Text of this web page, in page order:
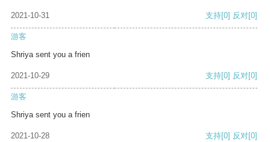
2021-10-31 支持[0] 反对[0]
游客
Shriya sent you a frien
2021-10-29 支持[0] 反对[0]
游客
Shriya sent you a frien
2021-10-28 支持[0] 反对[0]